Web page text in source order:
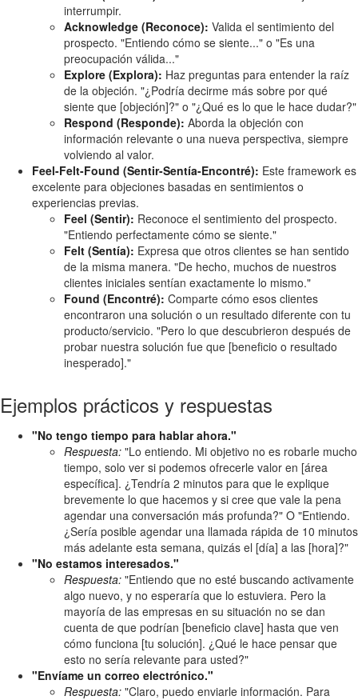
interrumpir.
Acknowledge (Reconoce): Valida el sentimiento del
prospecto. "Entiendo cómo se siente..." o "Es una
preocupación válida..."
Explore (Explora): Haz preguntas para entender la raíz
de la objeción. "¿Podría decirme más sobre por qué
siente que [objeción]?" o "¿Qué es lo que le hace dudar?"
Respond (Responde): Aborda la objeción con
información relevante o una nueva perspectiva, siempre
volviendo al valor.
Feel-Felt-Found (Sentir-Sentía-Encontré): Este framework es
excelente para objeciones basadas en sentimientos o
experiencias previas.
Feel (Sentir): Reconoce el sentimiento del prospecto.
"Entiendo perfectamente cómo se siente."
Felt (Sentía): Expresa que otros clientes se han sentido
de la misma manera. "De hecho, muchos de nuestros
clientes iniciales sentían exactamente lo mismo."
Found (Encontré): Comparte cómo esos clientes
encontraron una solución o un resultado diferente con tu
producto/servicio. "Pero lo que descubrieron después de
probar nuestra solución fue que [beneficio o resultado
inesperado]."
Ejemplos prácticos y respuestas
"No tengo tiempo para hablar ahora."
Respuesta: "Lo entiendo. Mi objetivo no es robarle mucho
tiempo, solo ver si podemos ofrecerle valor en [área
específica]. ¿Tendría 2 minutos para que le explique
brevemente lo que hacemos y si cree que vale la pena
agendar una conversación más profunda?" O "Entiendo.
¿Sería posible agendar una llamada rápida de 10 minutos
más adelante esta semana, quizás el [día] a las [hora]?"
"No estamos interesados."
Respuesta: "Entiendo que no esté buscando activamente
algo nuevo, y no esperaría que lo estuviera. Pero la
mayoría de las empresas en su situación no se dan
cuenta de que podrían [beneficio clave] hasta que ven
cómo funciona [tu solución]. ¿Qué le hace pensar que
esto no sería relevante para usted?"
"Envíame un correo electrónico."
Respuesta: "Claro, puedo enviarle información. Para